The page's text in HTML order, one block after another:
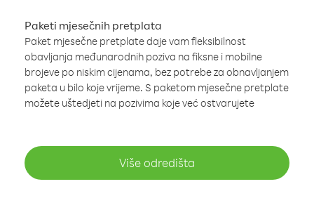
Paketi mjesečnih pretplata
Paket mjesečne pretplate daje vam fleksibilnost
obavljanja međunarodnih poziva na fiksne i mobilne
brojeve po niskim cijenama, bez potrebe za obnavljanjem
paketa u bilo koje vrijeme. S paketom mjesečne pretplate
možete uštedjeti na pozivima koje već ostvarujete
Više odredišta